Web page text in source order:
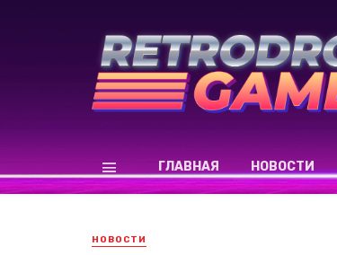
ГЛАВНАЯ НОВОСТИ
НОВОСТИ